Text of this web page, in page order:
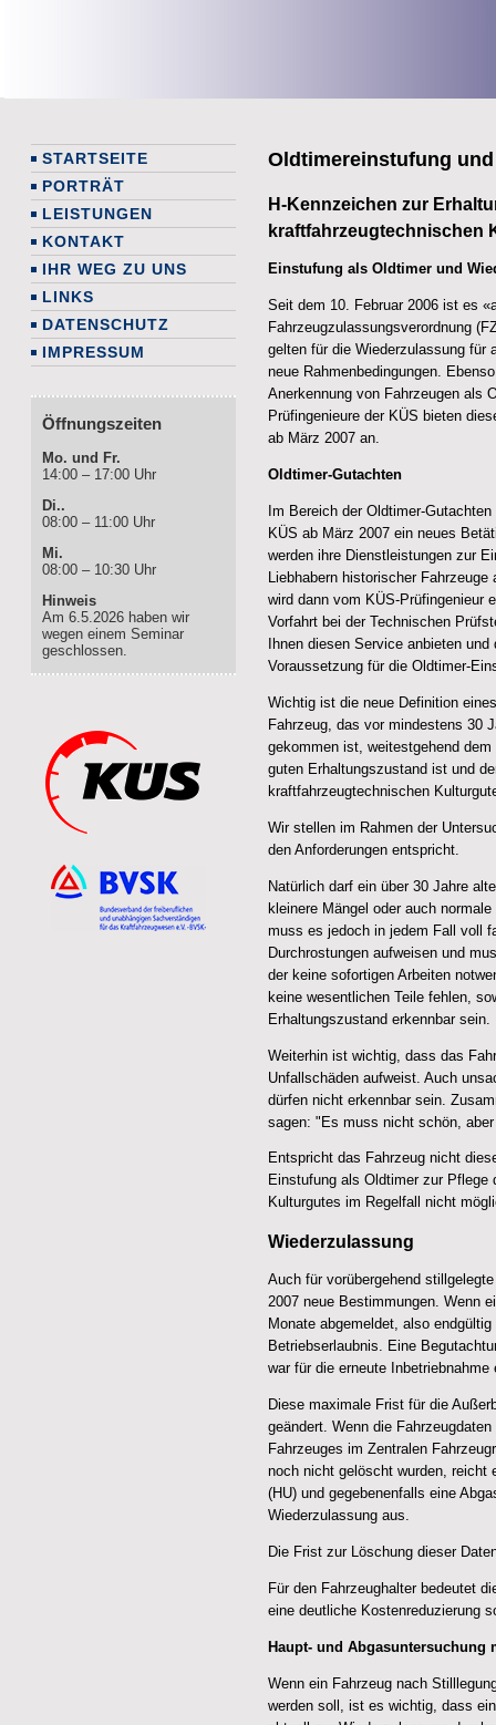
Oldtimereinstufung
H-Kennzeichen zur
kraftfahrzeugtechnischen
Einstufung als Oldtimer und
Seit dem 10. Februar 2006 ist es
Fahrzeugzulassungsverordnung
gelten für die Wiederzulassung für
neue Rahmenbedingungen.
Anerkennung von Fahrzeugen als
Prüfingenieure der KÜS bieten
ab März 2007 an.
Oldtimer-Gutachten
Im Bereich der Oldtimer-
KÜS ab März 2007 ein neues
werden ihre Dienstleistungen zur
Liebhabern historischer
wird dann vom KÜS-Prüfingenieur
Vorfahrt bei der Technischen
Ihnen diesen Service anbieten
Voraussetzung für die Oldtimer-
Wichtig ist die neue Definition
Fahrzeug, das vor mindestens 30
gekommen ist, weitestgehend
guten Erhaltungszustand ist und
kraftfahrzeugtechnischen
Wir stellen im Rahmen der
den Anforderungen entspricht.
Natürlich darf ein über 30 Jahre
kleinere Mängel oder auch
muss es jedoch in jedem Fall voll
Durchrostungen aufweisen und
der keine sofortigen Arbeiten
keine wesentlichen Teile fehlen,
Erhaltungszustand erkennbar sein.
Weiterhin ist wichtig, dass das
Unfallschäden aufweist. Auch
dürfen nicht erkennbar sein.
sagen: "Es muss nicht schön,
Entspricht das Fahrzeug nicht
Einstufung als Oldtimer zur Pflege
Kulturgutes im Regelfall nicht
Wiederzulassung
Auch für vorübergehend
2007 neue Bestimmungen. Wenn
Monate abgemeldet, also
Betriebserlaubnis. Eine
war für die erneute Inbetriebnahme
Diese maximale Frist für die
geändert. Wenn die
Fahrzeuges im Zentralen
noch nicht gelöscht wurden, reicht
(HU) und gegebenenfalls eine
Wiederzulassung aus.
Die Frist zur Löschung dieser
Für den Fahrzeughalter bedeutet
eine deutliche Kostenreduzierung
Haupt- und Abgasuntersuchung
Wenn ein Fahrzeug nach
werden soll, ist es wichtig, dass
STARTSEITE
PORTRÄT
LEISTUNGEN
KONTAKT
IHR WEG ZU UNS
LINKS
DATENSCHUTZ
IMPRESSUM
Öffnungszeiten
Mo. und Fr.
14:00 – 17:00 Uhr
Di..
08:00 – 11:00 Uhr
Mi.
08:00 – 10:30 Uhr
Hinweis
Am 6.5.2026 haben wir
wegen einem Seminar
geschlossen.